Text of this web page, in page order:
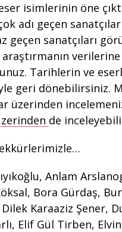
isimlerinin öne
adı geçen
geçen sanatçıları
araştırmanın
Tarihlerin ve
geri dönebilirsiniz.
üzerinden
de
Anlam
Bora Gürdaş,
Karaaziz Şener,
Elif Gül Tirben,